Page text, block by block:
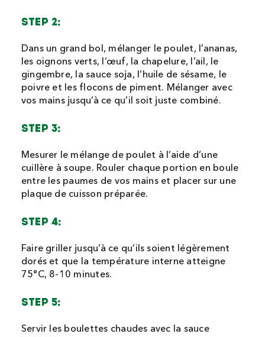
STEP 2:
Dans un grand bol, mélanger le poulet, l’ananas,
les oignons verts, l’œuf, la chapelure, l’ail, le
gingembre, la sauce soja, l’huile de sésame, le
poivre et les flocons de piment. Mélanger avec
vos mains jusqu’à ce qu’il soit juste combiné.
STEP 3:
Mesurer le mélange de poulet à l’aide d’une
cuillère à soupe. Rouler chaque portion en boule
entre les paumes de vos mains et placer sur une
plaque de cuisson préparée.
STEP 4:
Faire griller jusqu’à ce qu’ils soient légèrement
dorés et que la température interne atteigne
75°C, 8-10 minutes.
STEP 5:
Servir les boulettes chaudes avec la sauce